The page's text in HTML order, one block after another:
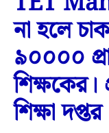
না হলে
৯০০০০
শিক্ষকের।
শিক্ষা দপ্তর